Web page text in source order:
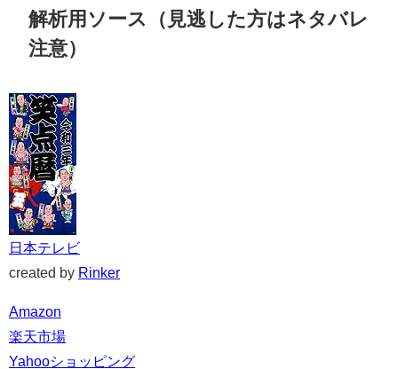
解析用ソース（見逃した方はネタバレ
注意）
日本テレビ
created by Rinker
Amazon
楽天市場
Yahooショッピング